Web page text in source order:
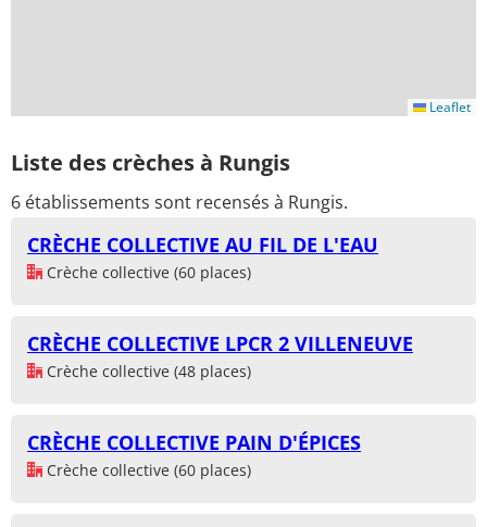
Leaflet
Liste des crèches à Rungis
6 établissements sont recensés à Rungis.
CRÈCHE COLLECTIVE AU FIL DE L'EAU
Crèche collective (60 places)
CRÈCHE COLLECTIVE LPCR 2 VILLENEUVE
Crèche collective (48 places)
CRÈCHE COLLECTIVE PAIN D'ÉPICES
Crèche collective (60 places)